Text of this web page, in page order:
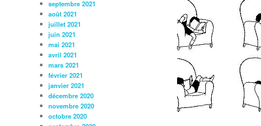
septembre 2021
août 2021
juillet 2021
juin 2021
mai 2021
avril 2021
mars 2021
février 2021
janvier 2021
décembre 2020
novembre 2020
octobre 2020